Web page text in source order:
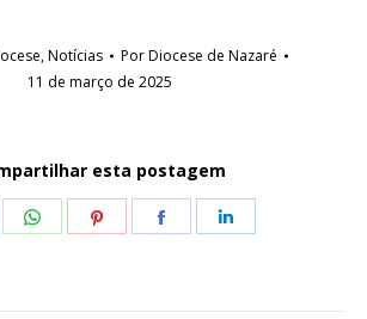
,Notícias PorDiocese de Nazaré
11 de março de 2025
esta postagem
Share
Share
Share